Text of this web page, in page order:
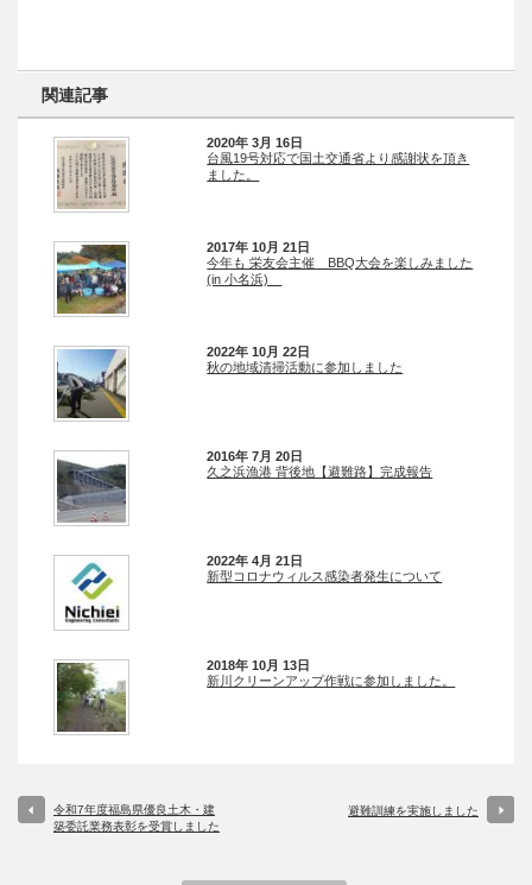
関連記事
2020年 3月 16日
台風19号対応で国土交通省より感謝状を頂き
ました。
2017年 10月 21日
今年も 栄友会主催 BBQ大会を楽しみました
(in 小名浜)
2022年 10月 22日
秋の地域清掃活動に参加しました
2016年 7月 20日
久之浜漁港 背後地【避難路】完成報告
2022年 4月 21日
新型コロナウィルス感染者発生について
2018年 10月 13日
新川クリーンアップ作戦に参加しました。
令和7年度福島県優良土木・建
築委託業務表彰を受賞しました
避難訓練を実施しました